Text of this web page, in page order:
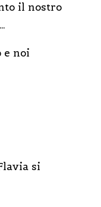
il nostro
e noi
si